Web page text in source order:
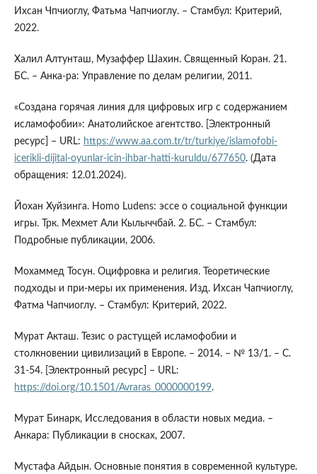
Ихсан Чпчиоглу, Фатьма Чапчиоглу. – Стамбул: Критерий,
2022.
Халил Алтунташ, Музаффер Шахин. Священный Коран. 21.
БС. – Анка-ра: Управление по делам религии, 2011.
«Создана горячая линия для цифровых игр с содержанием
исламофобии»: Анатолийское агентство. [Электронный
ресурс] – URL: https://www.aa.com.tr/tr/turkiye/islamofobi-
icerikli-dijital-oyunlar-icin-ihbar-hatti-kuruldu/677650. (Дата
обращения: 12.01.2024).
Йохан Хуйзинга. Homo Ludens: эссе о социальной функции
игры. Трк. Мехмет Али Кылыччбай. 2. БС. – Стамбул:
Подробные публикации, 2006.
Мохаммед Тосун. Оцифровка и религия. Теоретические
подходы и при-меры их применения. Изд. Ихсан Чапчиоглу,
Фатма Чапчиоглу. – Стамбул: Критерий, 2022.
Мурат Акташ. Тезис о растущей исламофобии и
столкновении цивилизаций в Европе. – 2014. – № 13/1. – С.
31-54. [Электронный ресурс] – URL:
https://doi.org/10.1501/Avraras_0000000199.
Мурат Бинарк, Исследования в области новых медиа. –
Анкара: Публикации в сносках, 2007.
Мустафа Айдын. Основные понятия в современной культуре.